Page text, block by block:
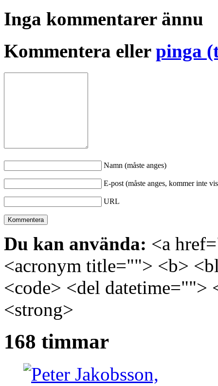
Inga kommentarer ännu
Kommentera eller pinga
Namn (måste anges)
E-post (måste anges, kommer inte
URL
Du kan använda: <a
<acronym title=""> <b>
<code> <del
<strong>
168 timmar